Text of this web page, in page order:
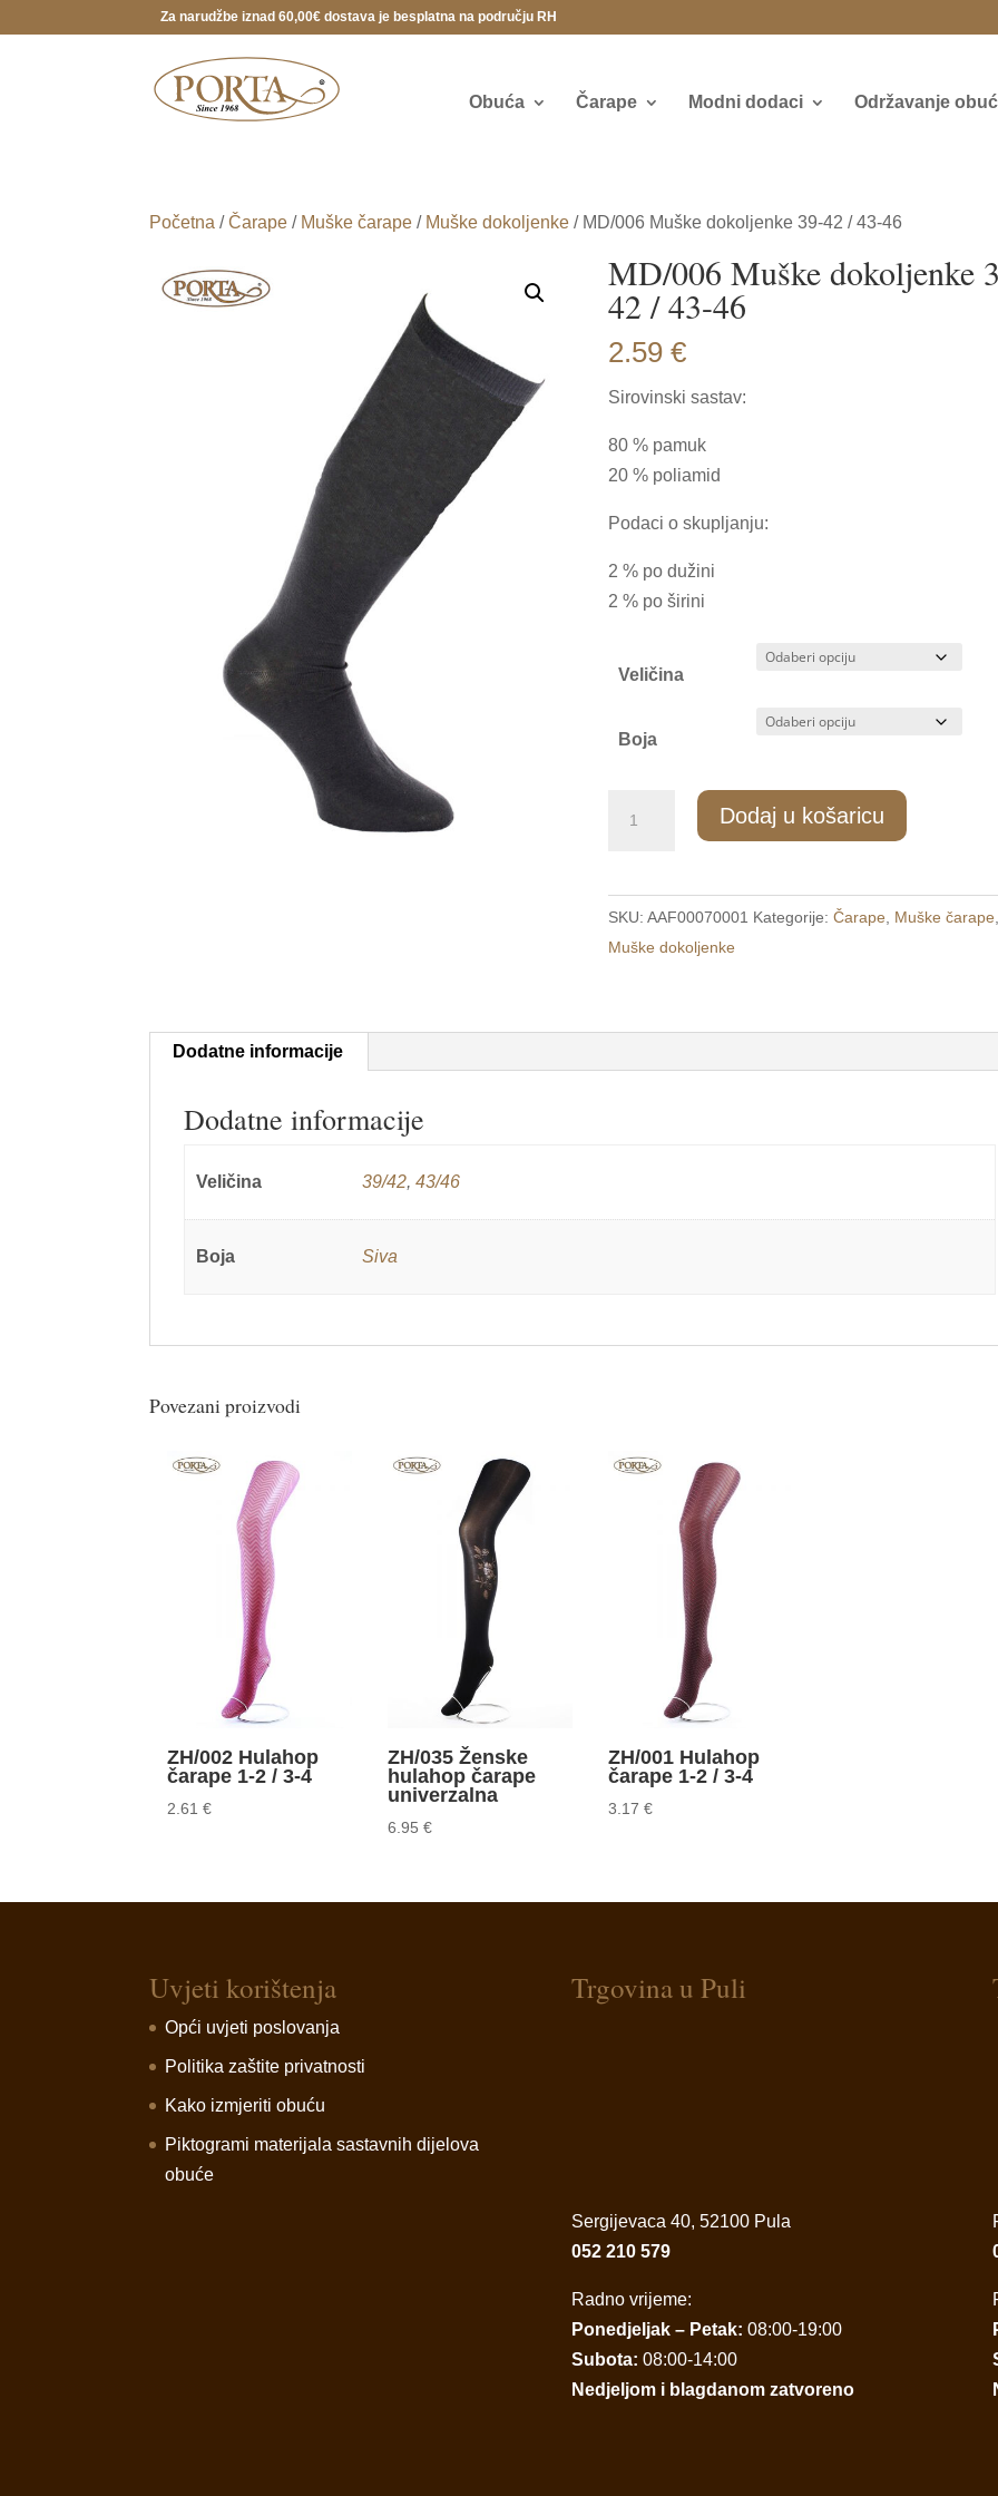
Za narudžbe iznad 60,00€ dostava je besplatna na području RH
Obuća Čarape Modni dodaci Održavanje
Početna /Čarape / Muške čarape / Muške dokoljenke / MD/006 Muške dokoljenke 39-42 / 43-46
MD/006 Muške dokoljenke
42 / 43-46
2.59€
Sirovinski sastav:
80 % pamuk
20 % poliamid
Podaci o skupljanju:
2 % po dužini
2 % po širini
Veličina
Boja
39-
42
/
Dodaj u košaricu
SKU:AAF00070001 Kategorije:Čarape Muške čarape
Muške dokoljenke
Dodatne informacije
Dodatne informacije
Veličina 39/42, 43/46
Boja Siva
Povezani proizvodi
ZH/002 Hulahop
čarape 1-2 / 3-4
2.61€
ZH/035 Ženske
hulahop čarape
univerzalna
6.95€
ZH/001 Hulahop
čarape 1-2 / 3-4
3.17€
Uvjeti korištenja
Opći uvjeti poslovanja
Politika zaštite privatnosti
Kako izmjeriti obuću
Piktogrami materijala sastavnih dijelova
obuće
Trgovina u Puli
Sergijevaca 40, 52100 Pula
052 210 579
Radno vrijeme:
Ponedjeljak – Petak: 08:00-19:00
Subota: 08:00-14:00
Nedjeljom i blagdanom zatvoreno